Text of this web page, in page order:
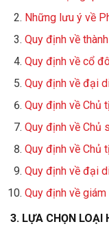
Những lưu ý về
Quy định về
Quy định về cổ
Quy định về đại
Quy định về Chủ
Quy định về Chủ
Quy định về Chủ
Quy định về đại
Quy định về
3. LỰA CHỌN LOẠI